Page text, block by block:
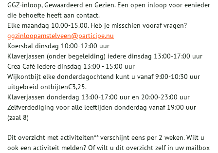
GGZ-inloop, Gewaardeerd en Gezien. Een open inloop voor eenieder
die behoefte heeft aan contact.
Elke maandag 10.00-15.00. Heb je misschien vooraf vragen?
ggzinloopamstelveen@participe.nu
Koersbal dinsdag 10:00-12:00 uur
Klaverjassen (onder begeleiding) iedere dinsdag 13:00-17:00 uur
Crea Café iedere dinsdag 13:00 - 15:00 uur
Wijkontbijt elke donderdagochtend kunt u vanaf 9:00-10:30 uur
uitgebreid ontbijten€3,25.
Klaverjassen donderdag 13:00-17:00 uur en 20:00-23:00 uur
Zelfverdediging voor alle leeftijden donderdag vanaf 19:00 uur
(zaal 8)
Dit overzicht met activiteiten** verschijnt eens per 2 weken. Wilt u
ook een activiteit melden? Of wilt u dit overzicht zelf in uw mailbox